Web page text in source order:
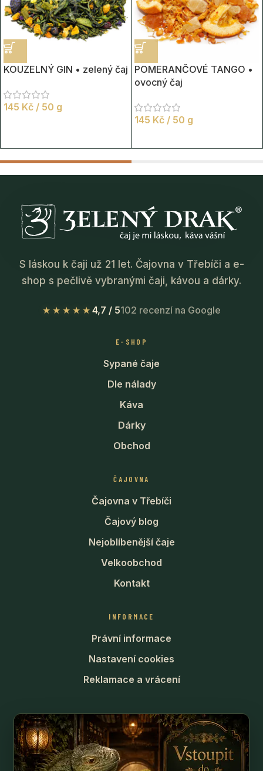
KOUZELNÝ GIN • zelený čaj
145 Kč / 50 g
POMERANČOVÉ TANGO •
ovocný čaj
145 Kč / 50 g
S láskou k čaji už 21 let. Čajovna v Třebíči a e-
shop s pečlivě vybranými čaji, kávou a dárky.
★★★★★ 4,7 / 5102 recenzí na Google
E-SHOP
Sypané čaje
Dle nálady
Káva
Dárky
Obchod
ČAJOVNA
Čajovna v Třebíči
Čajový blog
Nejoblíbenější čaje
Velkoobchod
Kontakt
INFORMACE
Právní informace
Nastavení cookies
Reklamace a vrácení